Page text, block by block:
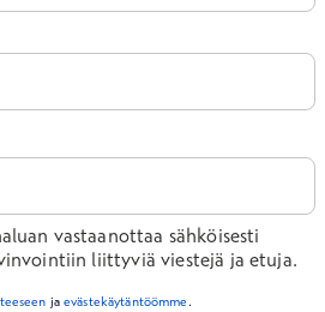
vastaanottaa sähköisesti
liittyviä viestejä ja etuja.
jaevästekäytäntöömme.